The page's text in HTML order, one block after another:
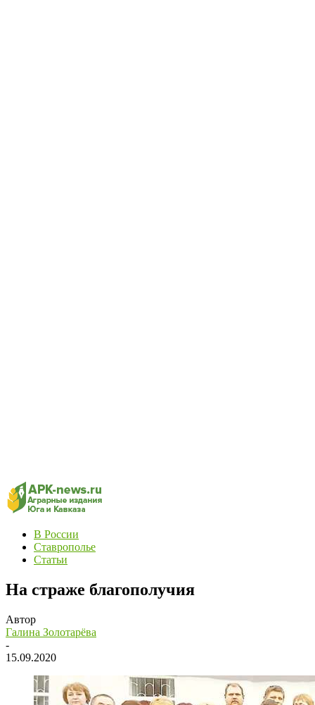
В России
Ставрополье
Статьи
На страже благополучия
Автор
Галина Золотарёва
-
15.09.2020